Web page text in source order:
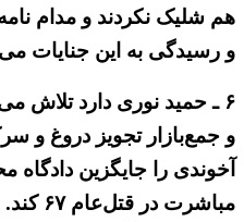
هم شلیک نکردند و مدام
و رسیدگی به این جنایات
۶ ـ حمید نوری دارد تلاش
و جمع‌بازار تجویز دروغ و
آخوندی را جایگزین